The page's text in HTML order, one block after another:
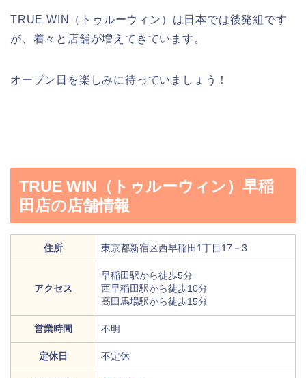
TRUE WIN（トゥルーウィン）は日本では後発組です
が、着々と店舗が増えてきています。
オープン日を楽しみに待っていましょう！
TRUE WIN（トゥルーウィン）早稲
田店の店舗情報
住所 東京都新宿区西早稲田1丁目17－3
アクセス
早稲田駅から徒歩5分
西早稲田駅から徒歩10分
高田馬場駅から徒歩15分
営業時間 不明
定休日 不定休